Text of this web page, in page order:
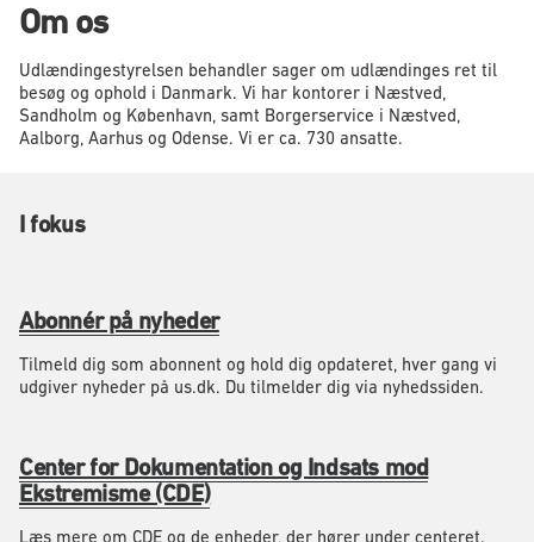
Om os
Udlændingestyrelsen behandler sager om udlændinges ret til
besøg og ophold i Danmark. Vi har kontorer i Næstved,
Sandholm og København, samt Borgerservice i Næstved,
Aalborg, Aarhus og Odense. Vi er ca. 730 ansatte.
I fokus
Abonnér på nyheder
Tilmeld dig som abonnent og hold dig opdateret, hver gang vi
udgiver nyheder på us.dk. Du tilmelder dig via nyhedssiden.
Center for Dokumentation og Indsats mod
Ekstremisme (CDE)
Læs mere om CDE og de enheder, der hører under centeret.